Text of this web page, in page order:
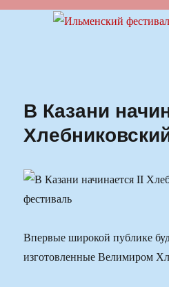
Ильменский
В Казани
Впервые широкой публике
изготовленные Велимиром